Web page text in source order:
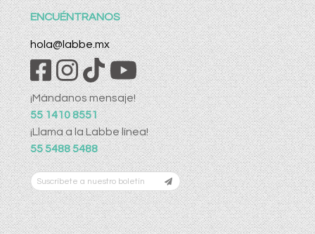
ENCUÉNTRANOS
hola@labbe.mx
¡Mándanos mensaje!
55 1410 8551
¡Llama a la Labbe línea!
55 5488 5488